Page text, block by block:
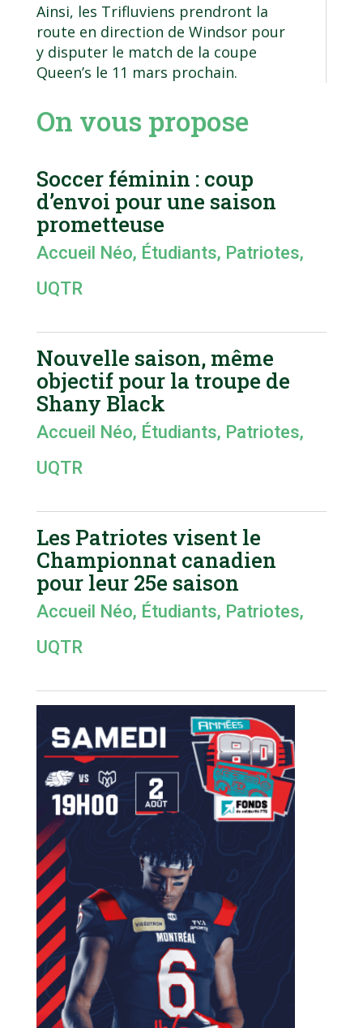
Ainsi, les Trifluviens prendront la
route en direction de Windsor pour
y disputer le match de la coupe
Queen’s le 11 mars prochain.
On vous propose
Soccer féminin : coup
d’envoi pour une saison
prometteuse
Accueil Néo, Étudiants, Patriotes,
UQTR
Nouvelle saison, même
objectif pour la troupe de
Shany Black
Accueil Néo, Étudiants, Patriotes,
UQTR
Les Patriotes visent le
Championnat canadien
pour leur 25e saison
Accueil Néo, Étudiants, Patriotes,
UQTR